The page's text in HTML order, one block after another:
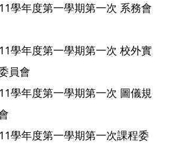
學年度第一學期第一次 系務會
學年度第一學期第一次 校外實
員會
學年度第一學期第一次 圖儀規
學年度第一學期第一次課程委